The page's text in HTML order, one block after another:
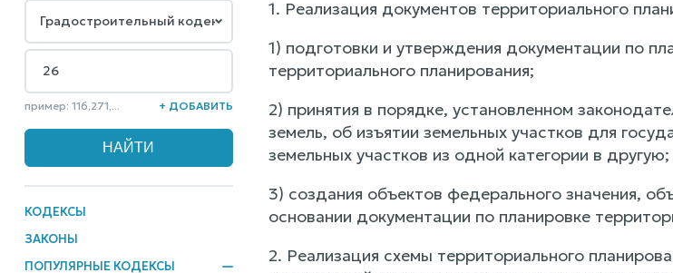
пример: 116,271,... + ДОБАВИТЬ
КОДЕКСЫ
ЗАКОНЫ
ПОПУЛЯРНЫЕ КОДЕКСЫ
1. Реализация документов территориального
1) подготовки и утверждения документации по
территориального планирования;
2) принятия в порядке, установленном
земель, об изъятии земельных участков для
земельных участков из одной категории в другую;
3) создания объектов федерального значения,
основании документации по планировке
2. Реализация схемы территориального